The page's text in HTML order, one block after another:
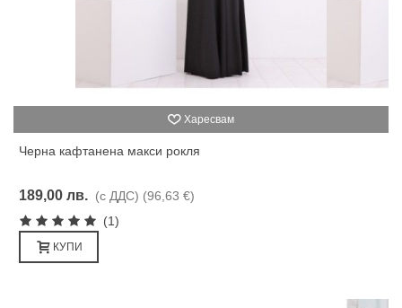
Харесвам
Черна кафтанена макси рокля
189,00 лв. (с ДДС) (96,63 €)
(1)
КУПИ